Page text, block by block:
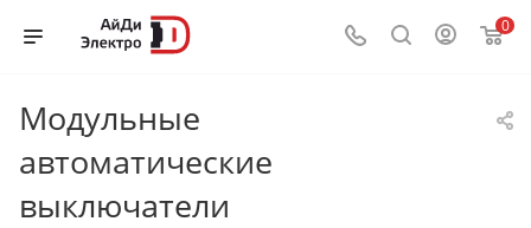
0
Модульные
автоматические
выключатели